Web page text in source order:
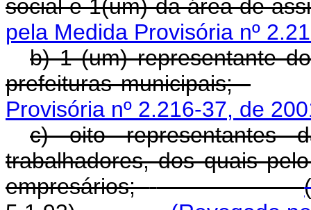
social e 1(um) da área de
pela Medida Provisória nº
b) 1 (um) representante
prefeituras municipais;
Provisória nº 2.216-37, de
c) oito representantes
trabalhadores, dos quais
empresários;